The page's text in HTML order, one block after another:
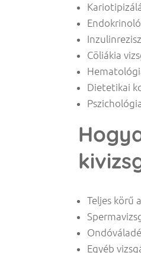
Cöliákia
Dietetikai
Teljes körű
Egyéb